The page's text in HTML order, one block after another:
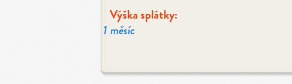
Výška splátky:
1 měsíc